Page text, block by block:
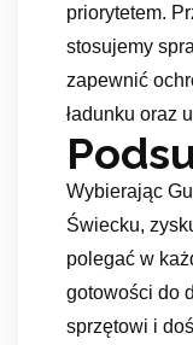
priorytetem.
stosujemy
zapewnić
ładunku oraz
Wybierając
Świecku,
polegać w
gotowości do
sprzętowi i